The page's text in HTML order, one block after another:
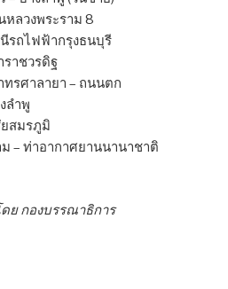
หลวงพระราม 8
รถไฟฟ้ากรุงธนบุรี
าชวรดิฐ
รศาลายา – ถนนตก
ลำพู
สมรภูมิ
– ท่าอากาศยานนานาชาติ
ดย กองบรรณาธิการ